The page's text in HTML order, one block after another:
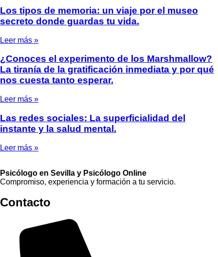
Los tipos de memoria: un viaje por el museo
secreto donde guardas tu vida.
Leer más »
¿Conoces el experimento de los Marshmallow?
La tiranía de la gratificación inmediata y por qué
nos cuesta tanto esperar.
Leer más »
Las redes sociales: La superficialidad del
instante y la salud mental.
Leer más »
Psicólogo en Sevilla y Psicólogo Online
Compromiso, experiencia y formación a tu servicio.
Contacto